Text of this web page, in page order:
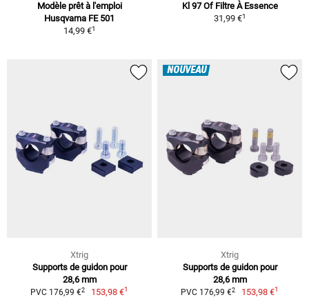
Modèle prêt à l'emploi
Husqvarna FE 501
14,99 €1
Kl 97 Of Filtre À Essence
31,99 €1
Xtrig
Supports de guidon pour
28,6 mm
PVC 176,99 €2 153,98 €1
NOUVEAU
Xtrig
Supports de guidon pour
28,6 mm
PVC 176,99 €2 153,98 €1